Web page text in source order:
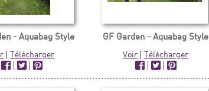
- Aquabag Style
|Télécharger
|
|
GF Garden - Aquabag Style
Voir |Télécharger
|
|